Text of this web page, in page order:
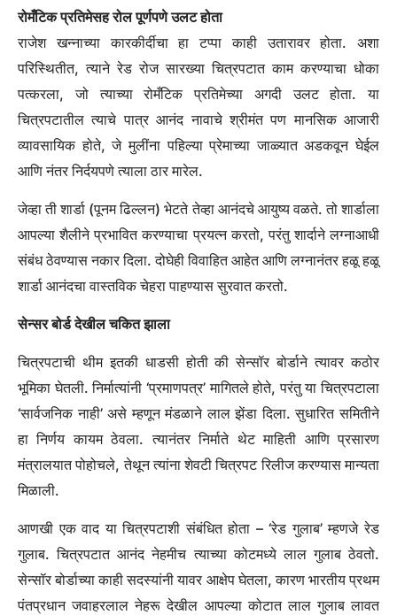
रोमँटिक प्रतिमेसह रोल पूर्णपणे उलट होता
राजेश खन्नाच्या कारकीर्दीचा हा टप्पा काही उतारावर होता. अशा
परिस्थितीत, त्याने रेड रोज सारख्या चित्रपटात काम करण्याचा धोका
पत्करला, जो त्याच्या रोमँटिक प्रतिमेच्या अगदी उलट होता. या
चित्रपटातील त्याचे पात्र आनंद नावाचे श्रीमंत पण मानसिक आजारी
व्यावसायिक होते, जे मुलींना पहिल्या प्रेमाच्या जाळ्यात अडकवून घेईल
आणि नंतर निर्दयपणे त्याला ठार मारेल.
जेव्हा ती शार्डा (पूनम ढिल्लन) भेटते तेव्हा आनंदचे आयुष्य वळते. तो शार्डाला
आपल्या शैलीने प्रभावित करण्याचा प्रयत्न करतो, परंतु शार्दाने लग्नाआधी
संबंध ठेवण्यास नकार दिला. दोघेही विवाहित आहेत आणि लग्नानंतर हळू हळू
शार्डा आनंदचा वास्तविक चेहरा पाहण्यास सुरवात करतो.
सेन्सर बोर्ड देखील चकित झाला
चित्रपटाची थीम इतकी धाडसी होती की सेन्सॉर बोर्डाने त्यावर कठोर
भूमिका घेतली. निर्मात्यांनी ‘प्रमाणपत्र’ मागितले होते, परंतु या चित्रपटाला
‘सार्वजनिक नाही’ असे म्हणून मंडळाने लाल झेंडा दिला. सुधारित समितीने
हा निर्णय कायम ठेवला. त्यानंतर निर्माते थेट माहिती आणि प्रसारण
मंत्रालयात पोहोचले, तेथून त्यांना शेवटी चित्रपट रिलीज करण्यास मान्यता
मिळाली.
आणखी एक वाद या चित्रपटाशी संबंधित होता – ‘रेड गुलाब’ म्हणजे रेड
गुलाब. चित्रपटात आनंद नेहमीच त्याच्या कोटमध्ये लाल गुलाब ठेवतो.
सेन्सॉर बोर्डाच्या काही सदस्यांनी यावर आक्षेप घेतला, कारण भारतीय प्रथम
पंतप्रधान जवाहरलाल नेहरू देखील आपल्या कोटात लाल गुलाब लावत